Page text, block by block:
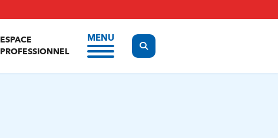
ESPACE
PROFESSIONNEL
MENU
Display the search form